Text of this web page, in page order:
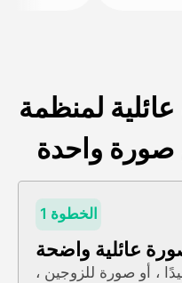
لمنظمة
صورة واحدة
الخطوة 1
عائلية واضحة
، أو صورة للزوجين ،